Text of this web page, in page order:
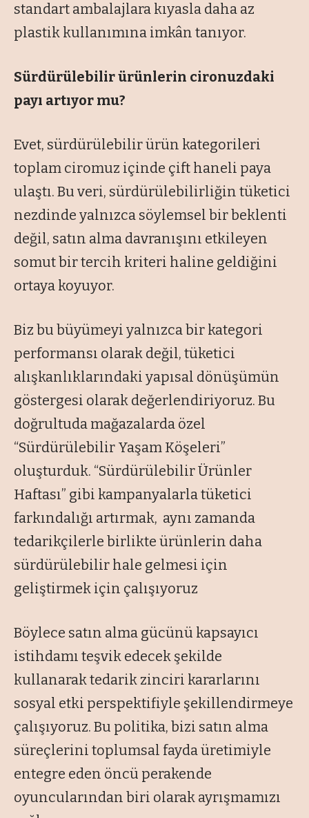
standart ambalajlara kıyasla daha az
plastik kullanımına imkân tanıyor.
Sürdürülebilir ürünlerin cironuzdaki
payı artıyor mu?
Evet, sürdürülebilir ürün kategorileri
toplam ciromuz içinde çift haneli paya
ulaştı. Bu veri, sürdürülebilirliğin tüketici
nezdinde yalnızca söylemsel bir beklenti
değil, satın alma davranışını etkileyen
somut bir tercih kriteri haline geldiğini
ortaya koyuyor.
Biz bu büyümeyi yalnızca bir kategori
performansı olarak değil, tüketici
alışkanlıklarındaki yapısal dönüşümün
göstergesi olarak değerlendiriyoruz. Bu
doğrultuda mağazalarda özel
“Sürdürülebilir Yaşam Köşeleri”
oluşturduk. “Sürdürülebilir Ürünler
Haftası” gibi kampanyalarla tüketici
farkındalığı artırmak, aynı zamanda
tedarikçilerle birlikte ürünlerin daha
sürdürülebilir hale gelmesi için
geliştirmek için çalışıyoruz
Böylece satın alma gücünü kapsayıcı
istihdamı teşvik edecek şekilde
kullanarak tedarik zinciri kararlarını
sosyal etki perspektifiyle şekillendirmeye
çalışıyoruz. Bu politika, bizi satın alma
süreçlerini toplumsal fayda üretimiyle
entegre eden öncü perakende
oyuncularından biri olarak ayrışmamızı